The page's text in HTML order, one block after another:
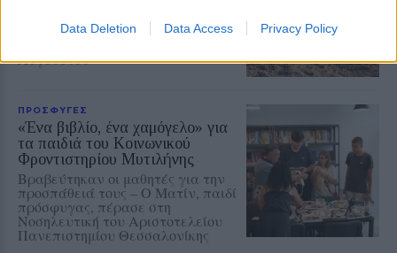
Data Deletion Data Access Privacy Policy
παραδοσιακοί χοροί και η μουσική
Αυγούστου
ΠΡΟΣΦΥΓΕΣ
«Ένα βιβλίο, ένα χαμόγελο» για
τα παιδιά του Κοινωνικού
Φροντιστηρίου Μυτιλήνης
Βραβεύτηκαν οι μαθητές για την
προσπάθειά τους – Ο Ματίν, παιδί
πρόσφυγας, πέρασε στη
Νοσηλευτική του Αριστοτελείου
Πανεπιστημίου Θεσσαλονίκης